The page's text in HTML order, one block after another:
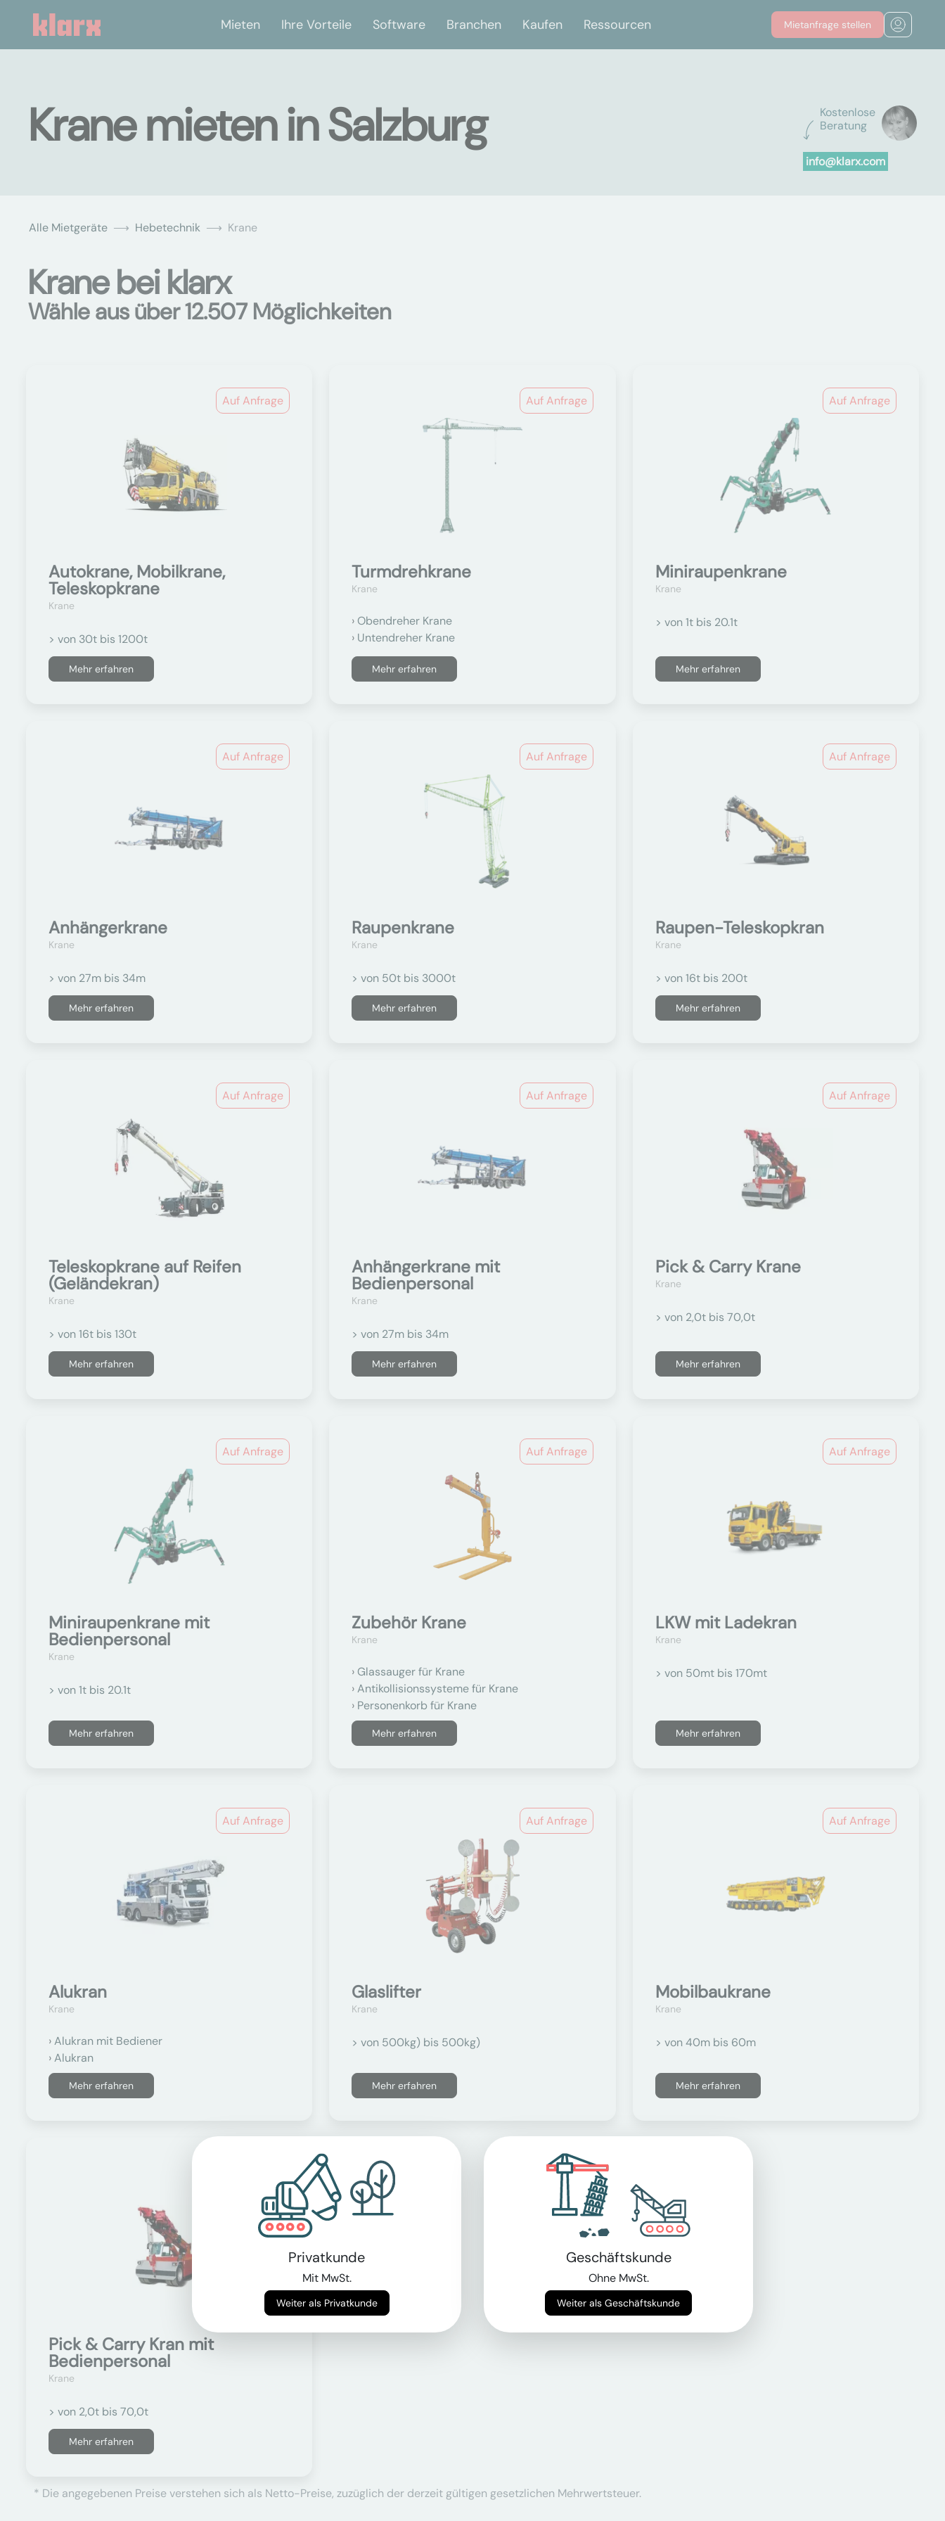
Mieten Ihre Vorteile Software Branchen Kaufen Ressourcen Mietanfrage stellen
Kostenlose
Beratung
info@klarx.com
Krane mieten in Salzburg
Alle Mietgeräte Hebetechnik Krane
Krane bei klarx
Wähle aus über 12.507 Möglichkeiten
Auf Anfrage
Autokrane, Mobilkrane,
Teleskopkrane
Krane
> von 30t bis 1200t
Mehr erfahren
Auf Anfrage
Turmdrehkrane
Krane
Obendreher Krane
Untendreher Krane
Mehr erfahren
Auf Anfrage
Miniraupenkrane
Krane
> von 1t bis 20.1t
Mehr erfahren
Auf Anfrage
Anhängerkrane
Krane
> von 27m bis 34m
Mehr erfahren
Auf Anfrage
Raupenkrane
Krane
> von 50t bis 3000t
Mehr erfahren
Auf Anfrage
Raupen-Teleskopkran
Krane
> von 16t bis 200t
Mehr erfahren
Auf Anfrage
Teleskopkrane auf Reifen
(Geländekran)
Krane
> von 16t bis 130t
Mehr erfahren
Auf Anfrage
Anhängerkrane mit
Bedienpersonal
Krane
> von 27m bis 34m
Mehr erfahren
Auf Anfrage
Pick & Carry Krane
Krane
> von 2,0t bis 70,0t
Mehr erfahren
Auf Anfrage
Miniraupenkrane mit
Bedienpersonal
Krane
> von 1t bis 20.1t
Mehr erfahren
Auf Anfrage
Zubehör Krane
Krane
Glassauger für Krane
Antikollisionssysteme für Krane
Personenkorb für Krane
Mehr erfahren
Auf Anfrage
LKW mit Ladekran
Krane
> von 50mt bis 170mt
Mehr erfahren
Auf Anfrage
Alukran
Krane
Alukran mit Bediener
Alukran
Mehr erfahren
Auf Anfrage
Glaslifter
Krane
> von 500kg) bis 500kg)
Mehr erfahren
Auf Anfrage
Mobilbaukrane
Krane
> von 40m bis 60m
Mehr erfahren
Pick & Carry Kran mit
Bedienpersonal
Krane
> von 2,0t bis 70,0t
Mehr erfahren
* Die angegebenen Preise verstehen sich als Netto-Preise, zuzüglich der derzeit gültigen gesetzlichen Mehrwertsteuer.
Privatkunde
Mit MwSt.
Weiter als Privatkunde
Geschäftskunde
Ohne MwSt.
Weiter als Geschäftskunde